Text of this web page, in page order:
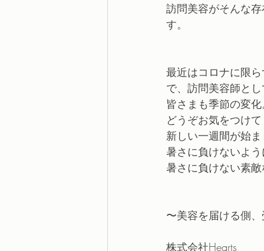
訪問美容がそんな
す。
最近はコロナに限
で、訪問美容師と
皆さまも季節の変
どうぞお気をつけ
新しい一週間が始
暑さに負けないよ
暑さに負けない素
〜美容を届ける側
株式会社Hearts